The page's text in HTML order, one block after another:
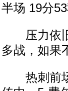
半场 19分
压力依旧
多战，如果
热刺前场